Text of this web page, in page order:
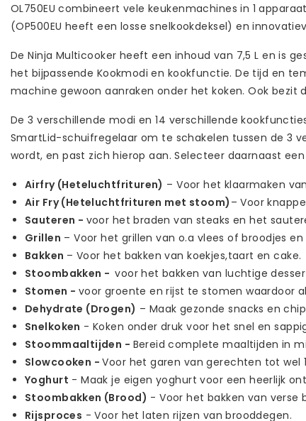
OL750EU combineert vele keukenmachines in 1
(OP500EU heeft een losse snelkookdeksel) en
De Ninja Multicooker heeft een inhoud van 7,5 L en is
het bijpassende Kookmodi en kookfunctie. De tijd en
machine gewoon aanraken onder het koken. Ook
De 3 verschillende modi en 14 verschillende
SmartLid-schuifregelaar om te schakelen tussen de 3
wordt, en past zich hierop aan. Selecteer daarnaast
Airfry (Heteluchtfrituren) – Voor het klaarmaken
Air Fry (Heteluchtfrituren met stoom) – Voor
Sauteren - voor het braden van steaks en het
Grillen – Voor het grillen van o.a vlees of broodjes
Bakken – Voor het bakken van koekjes,taart en cake.
Stoombakken -voor het bakken van luchtige
Stomen - voor groente en rijst te stomen waardoor
Dehydrate (Drogen) – Maak gezonde snacks en
Snelkoken - Koken onder druk voor het snel en
Stoommaaltijden - Bereid complete maaltijden in
Slowcooken -Voor het garen van gerechten tot wel
Yoghurt - Maak je eigen yoghurt voor een heerlijk
Stoombakken (Brood) - Voor het bakken van verse
Rijsproces - Voor het laten rijzen van brooddegen.